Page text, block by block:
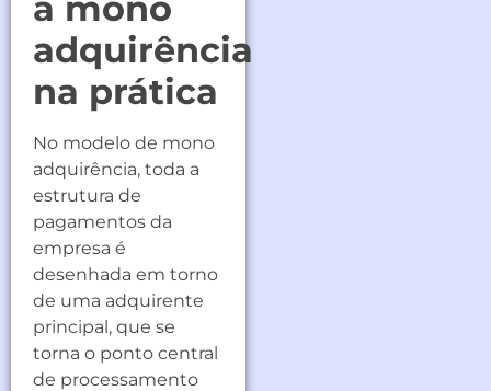
adquirência
na prática
No modelo de mono
adquirência, toda a
estrutura de
pagamentos da
empresa é
desenhada em torno
de uma adquirente
principal, que se
torna o ponto central
de processamento